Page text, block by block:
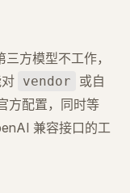
方模型不工作，
vendor
或自
方配置，同时等
兼容接口的工